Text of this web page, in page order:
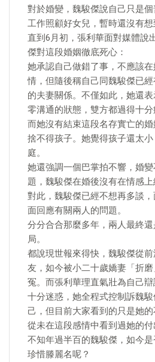
對於婚變，魏駿傑說自己只是
工作照顧好女兒，暫時還沒有想
直到6月初，張利華面對媒體說
傑對這段婚姻徹底死心：
她承認自己做錯了事，不應該
情，但隨後稱自己同魏駿傑已
的夫妻關係。不僅如此，她還
零溝通的狀態，雙方都過得十分
而她沒有結束這段名存實亡的
捨不得孩子。她覺得孩子還太
庭。
她還強調一個巴掌拍不響，婚
題，魏駿傑在婚後沒有在情感上
對此，魏駿傑已經不想再多談
面回應有關兩人的問題。
分分合合那麼多年，兩人最終
局。
都說現世報來得快，魏駿傑從
友，如今被小二十歲嬌妻「折
冤。而張利華理直氣壯為自己
十分迷惑，她全程式控制訴魏
己，但目前大家看到的只是她的
從未在這段感情中看到過她的付
不知年過半百的魏駿傑，如今
珍惜滕麗名呢？